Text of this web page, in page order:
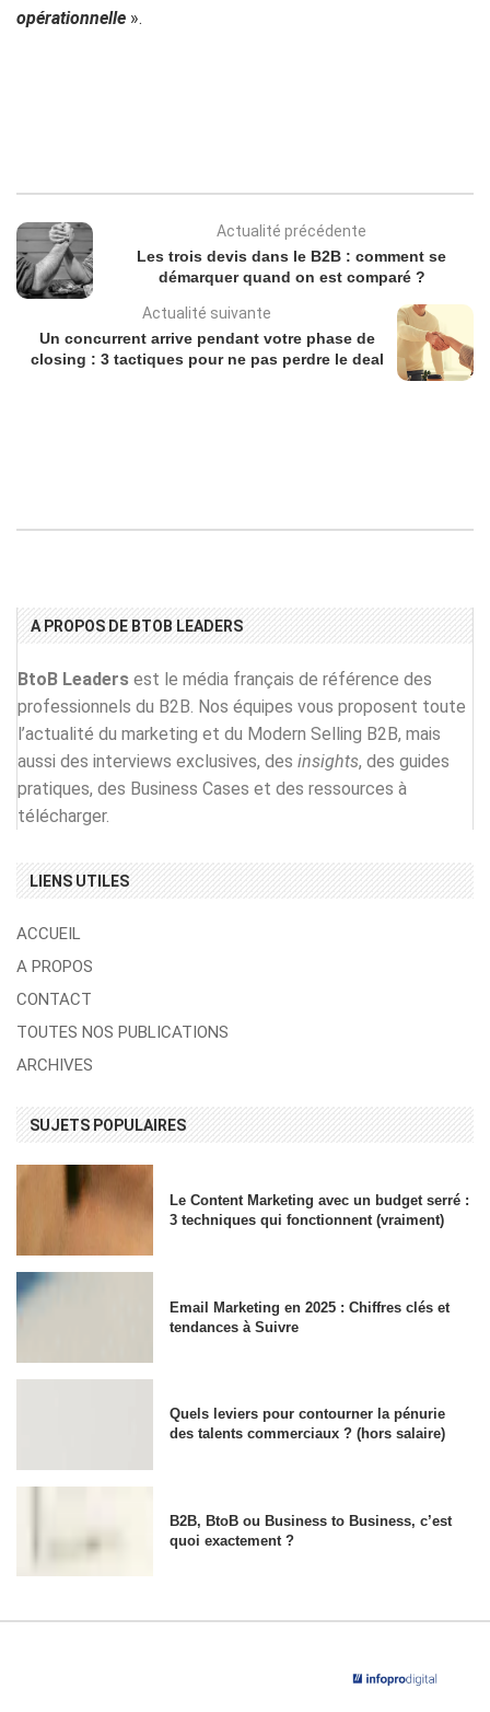
opérationnelle ».
Actualité précédente
Les trois devis dans le B2B : comment se
démarquer quand on est comparé ?
Actualité suivante
Un concurrent arrive pendant votre phase de
closing : 3 tactiques pour ne pas perdre le deal
A PROPOS DE BTOB LEADERS
BtoB Leaders est le média français de référence des
professionnels du B2B. Nos équipes vous proposent toute
l’actualité du marketing et du Modern Selling B2B, mais
aussi des interviews exclusives, des insights, des guides
pratiques, des Business Cases et des ressources à
télécharger.
LIENS UTILES
ACCUEIL
A PROPOS
CONTACT
TOUTES NOS PUBLICATIONS
ARCHIVES
SUJETS POPULAIRES
Le Content Marketing avec un budget serré :
3 techniques qui fonctionnent (vraiment)
Email Marketing en 2025 : Chiffres clés et
tendances à Suivre
Quels leviers pour contourner la pénurie
des talents commerciaux ? (hors salaire)
B2B, BtoB ou Business to Business, c’est
quoi exactement ?